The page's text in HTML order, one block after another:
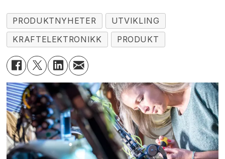
PRODUKTNYHETER
UTVIKLING
KRAFTELEKTRONIKK
PRODUKT